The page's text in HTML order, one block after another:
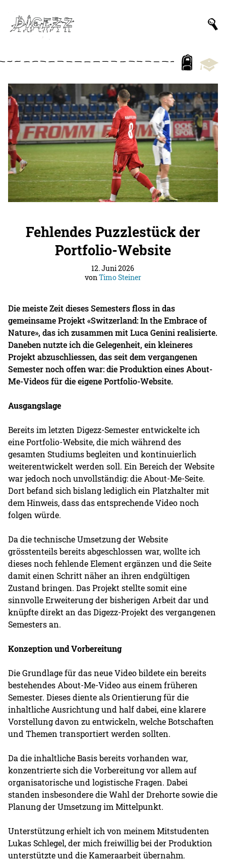
Fehlendes Puzzlestück der
Portfolio-Website
12. Juni 2026
vonTimo Steiner
Die meiste Zeit dieses Semesters floss in das
gemeinsame Projekt «Switzerland: In the Embrace of
Nature», das ich zusammen mit Luca Genini realisierte.
Daneben nutzte ich die Gelegenheit, ein kleineres
Projekt abzuschliessen, das seit dem vergangenen
Semester noch offen war: die Produktion eines About-
Me-Videos für die eigene Portfolio-Website.
Ausgangslage
Bereits im letzten Digezz-Semester entwickelte ich
eine Portfolio-Website, die mich während des
gesamten Studiums begleiten und kontinuierlich
weiterentwickelt werden soll. Ein Bereich der Website
war jedoch noch unvollständig: die About-Me-Seite.
Dort befand sich bislang lediglich ein Platzhalter mit
dem Hinweis, dass das entsprechende Video noch
folgen würde.
Da die technische Umsetzung der Website
grösstenteils bereits abgeschlossen war, wollte ich
dieses noch fehlende Element ergänzen und die Seite
damit einen Schritt näher an ihren endgültigen
Zustand bringen. Das Projekt stellte somit eine
sinnvolle Erweiterung der bisherigen Arbeit dar und
knüpfte direkt an das Digezz-Projekt des vergangenen
Semesters an.
Konzeption und Vorbereitung
Die Grundlage für das neue Video bildete ein bereits
bestehendes About-Me-Video aus einem früheren
Semester. Dieses diente als Orientierung für die
inhaltliche Ausrichtung und half dabei, eine klarere
Vorstellung davon zu entwickeln, welche Botschaften
und Themen transportiert werden sollten.
Da die inhaltliche Basis bereits vorhanden war,
konzentrierte sich die Vorbereitung vor allem auf
organisatorische und logistische Fragen. Dabei
standen insbesondere die Wahl der Drehorte sowie die
Planung der Umsetzung im Mittelpunkt.
Unterstützung erhielt ich von meinem Mitstudenten
Lukas Schlegel, der mich freiwillig bei der Produktion
unterstützte und die Kameraarbeit übernahm.